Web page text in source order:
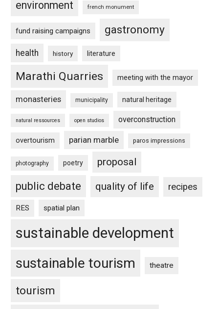
environment french monument
fund raising campaigns gastronomy
health history literature
Marathi Quarries meeting with the mayor
monasteries municipality natural heritage
natural ressources open studios overconstruction
overtourism parian marble paros impressions
photography poetry proposal
public debate quality of life recipes
RES spatial plan
sustainable development
sustainable tourism theatre
tourism